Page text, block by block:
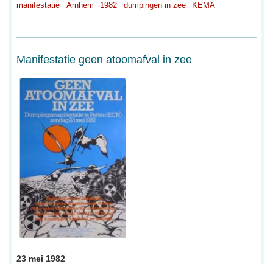
manifestatie
Arnhem 1982 dumpingen in zee KEMA
Manifestatie geen atoomafval in zee
23 mei 1982